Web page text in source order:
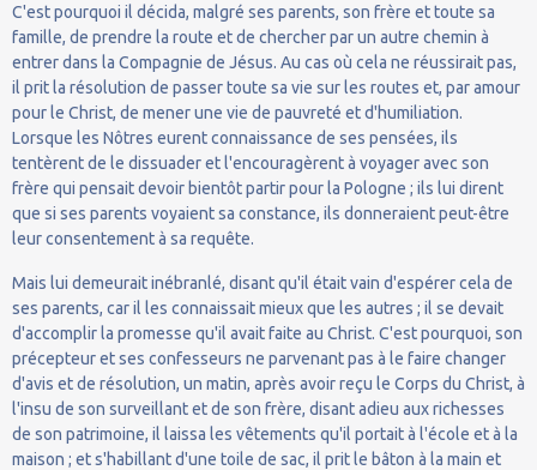
C'est pourquoi il décida, malgré ses parents, son frère et toute sa
famille, de prendre la route et de chercher par un autre chemin à
entrer dans la Compagnie de Jésus. Au cas où cela ne réussirait pas,
il prit la résolution de passer toute sa vie sur les routes et, par amour
pour le Christ, de mener une vie de pauvreté et d'humiliation.
Lorsque les Nôtres eurent connaissance de ses pensées, ils
tentèrent de le dissuader et l'encouragèrent à voyager avec son
frère qui pensait devoir bientôt partir pour la Pologne ; ils lui dirent
que si ses parents voyaient sa constance, ils donneraient peut-être
leur consentement à sa requête.
Mais lui demeurait inébranlé, disant qu'il était vain d'espérer cela de
ses parents, car il les connaissait mieux que les autres ; il se devait
d'accomplir la promesse qu'il avait faite au Christ. C'est pourquoi, son
précepteur et ses confesseurs ne parvenant pas à le faire changer
d'avis et de résolution, un matin, après avoir reçu le Corps du Christ, à
l'insu de son surveillant et de son frère, disant adieu aux richesses
de son patrimoine, il laissa les vêtements qu'il portait à l'école et à la
maison ; et s'habillant d'une toile de sac, il prit le bâton à la main et